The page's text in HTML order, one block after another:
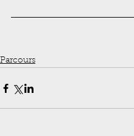
Parcours